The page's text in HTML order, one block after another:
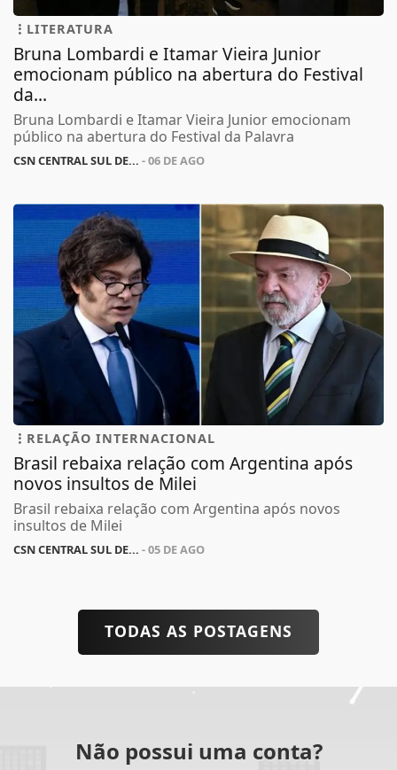
LITERATURA
Bruna Lombardi e Itamar Vieira Junior
emocionam público na abertura do Festival
da...
Bruna Lombardi e Itamar Vieira Junior emocionam
público na abertura do Festival da Palavra
CSN CENTRAL SUL DE... - 06 DE AGO
RELAÇÃO INTERNACIONAL
Brasil rebaixa relação com Argentina após
novos insultos de Milei
Brasil rebaixa relação com Argentina após novos
insultos de Milei
CSN CENTRAL SUL DE... - 05 DE AGO
TODAS AS POSTAGENS
Não possui uma conta?